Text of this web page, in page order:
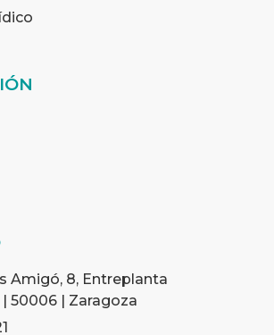
Amigó, 8, Entreplanta
50006 | Zaragoza